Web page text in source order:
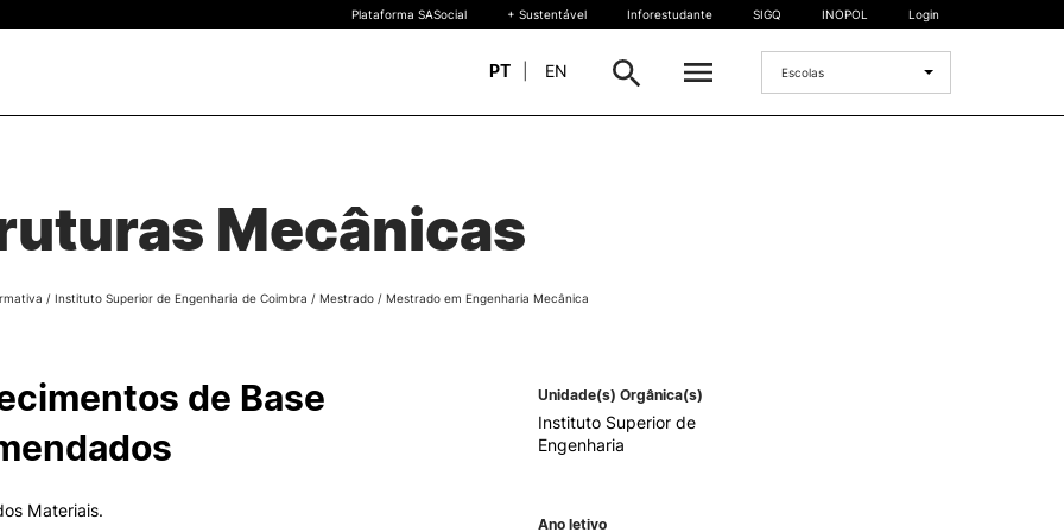
Oferta Formativa
Bolsas de Mérito
Legislação | Regulamentos
Diplomas Estrangeiros
Plataforma SASocial + Sustentável Inforestudante SIGQ INOPOL Login
PT EN Escolas
Mecânicas
/ Instituto Superior de Engenharia de Coimbra / Mestrado / Mestrado em Engenharia Mecânica
de Base
Materiais.
Unidade(s) Orgânica(s)
Instituto Superior de
Engenharia
Ano letivo